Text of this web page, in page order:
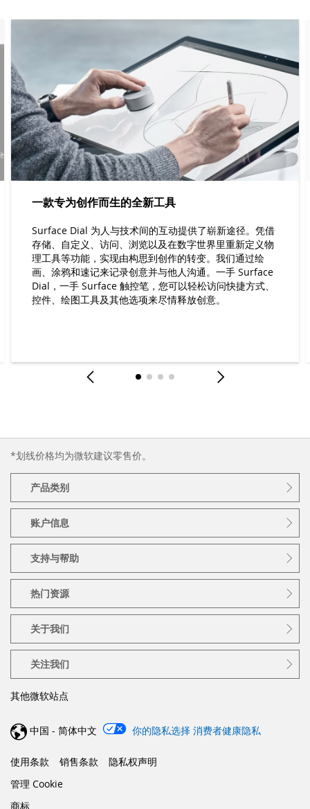
一款专为创作而生的全新工具
Surface Dial 为人与技术间的互动提供了崭新途径。凭借
存储、自定义、访问、浏览以及在数字世界里重新定义物
理工具等功能，实现由构思到创作的转变。我们通过绘
画、涂鸦和速记来记录创意并与他人沟通。一手 Surface
Dial，一手 Surface 触控笔，您可以轻松访问快捷方式、
控件、绘图工具及其他选项来尽情释放创意。
*划线价格均为微软建议零售价。
产品类别
账户信息
支持与帮助
热门资源
关于我们
关注我们
其他微软站点
中国 - 简体中文 你的隐私选择 消费者健康隐私
使用条款 销售条款
隐私权声明
管理 Cookie
商标